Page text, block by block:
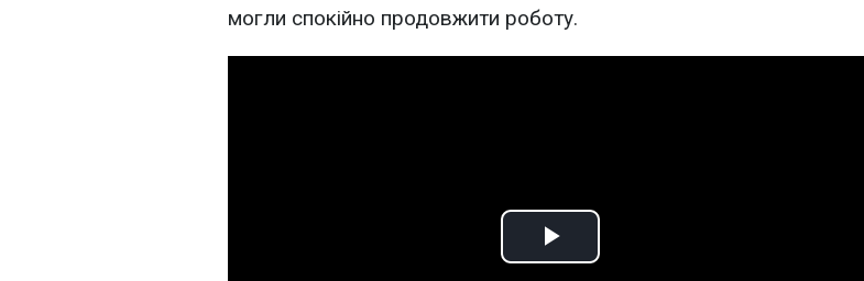
могли спокійно продовжити роботу.
Play